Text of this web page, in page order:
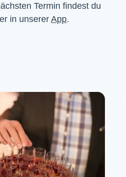
Termin findest du
in unserer App.